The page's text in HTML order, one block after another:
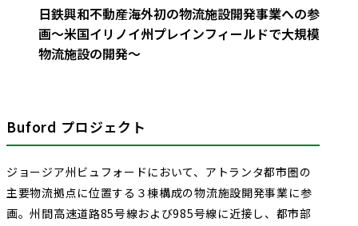
日鉄興和不動産海外初の物流施設開発事業への参
画～米国イリノイ州プレインフィールドで大規模
物流施設の開発～
Buford プロジェクト
ジョージア州ビュフォードにおいて、アトランタ都市圏の
主要物流拠点に位置する３棟構成の物流施設開発事業に参
画。州間高速道路85号線および985号線に近接し、都市部